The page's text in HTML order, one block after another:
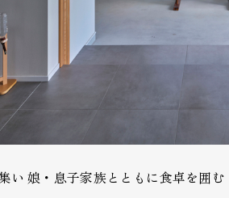
い 娘・息子家族とともに食卓を囲む